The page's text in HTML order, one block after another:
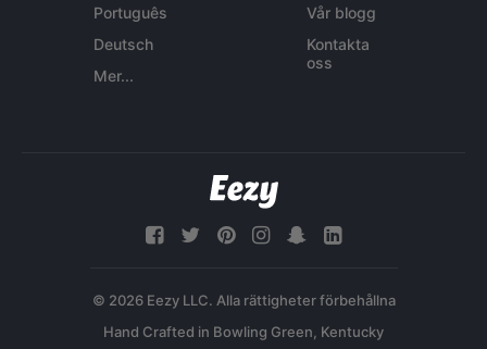
Português
Deutsch
Mer...
Vår blogg
Kontakta
oss
© 2026 Eezy LLC. Alla rättigheter förbehållna